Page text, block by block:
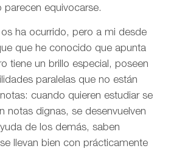
equivocarse.
ha ocurrido, pero a mi desde
que he conocido que apunta
tiene un brillo especial, poseen
paralelas que no están
cuando quieren estudiar se
notas dignas, se desenvuelven
de los demás, saben
llevan bien con prácticamente